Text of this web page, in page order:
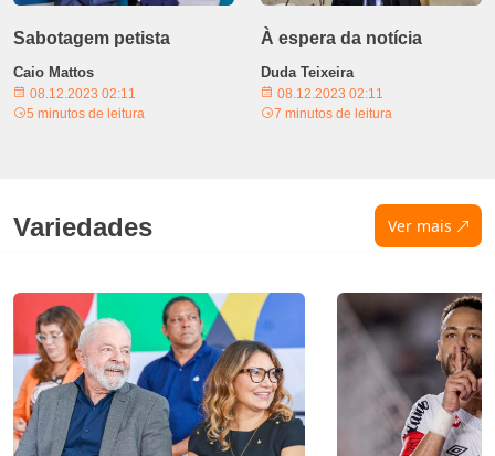
Sabotagem petista
Caio Mattos
08.12.2023 02:11
5 minutos de leitura
À espera da notícia
Duda Teixeira
08.12.2023 02:11
7 minutos de leitura
Variedades Ver mais